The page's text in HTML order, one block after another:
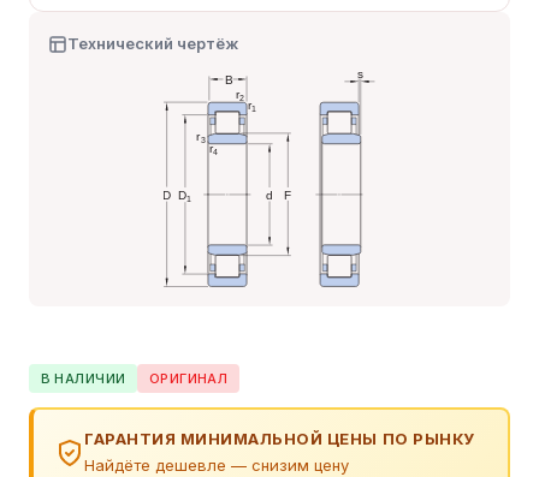
Технический чертёж
В НАЛИЧИИ ОРИГИНАЛ
ГАРАНТИЯ МИНИМАЛЬНОЙ ЦЕНЫ ПО РЫНКУ
Найдёте дешевле — снизим цену